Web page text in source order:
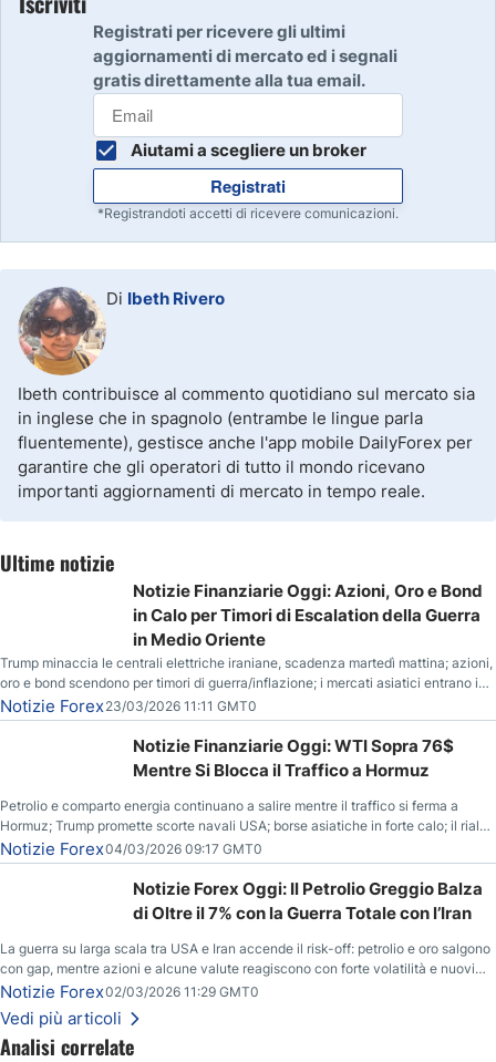
Registrati per ricevere gli ultimi
aggiornamenti di mercato ed i segnali
gratis direttamente alla tua email.
Aiutami a scegliere un broker
Registrati
*Registrandoti accetti di ricevere comunicazioni.
Di Ibeth Rivero
Ibeth contribuisce al commento quotidiano sul mercato sia
in inglese che in spagnolo (entrambe le lingue parla
fluentemente), gestisce anche l'app mobile DailyForex per
garantire che gli operatori di tutto il mondo ricevano
importanti aggiornamenti di mercato in tempo reale.
Ultime notizie
Notizie Finanziarie Oggi: Azioni, Oro e Bond
in Calo per Timori di Escalation della Guerra
in Medio Oriente
Trump minaccia le centrali elettriche iraniane, scadenza martedì mattina; azioni,
oro e bond scendono per timori di guerra/inflazione; i mercati asiatici entrano in
correzione; il petrolio greggio resta stabile.
Notizie Forex23/03/2026 11:11 GMT0
Notizie Finanziarie Oggi: WTI Sopra 76$
Mentre Si Blocca il Traffico a Hormuz
Petrolio e comparto energia continuano a salire mentre il traffico si ferma a
Hormuz; Trump promette scorte navali USA; borse asiatiche in forte calo; il rialzo
del gas naturale mette pressione all’euro.
Notizie Forex04/03/2026 09:17 GMT0
Notizie Forex Oggi: Il Petrolio Greggio Balza
di Oltre il 7% con la Guerra Totale con l’Iran
La guerra su larga scala tra USA e Iran accende il risk-off: petrolio e oro salgono
con gap, mentre azioni e alcune valute reagiscono con forte volatilità e nuovi
livelli da monitorare.
Notizie Forex02/03/2026 11:29 GMT0
Vedi più articoli
Analisi correlate